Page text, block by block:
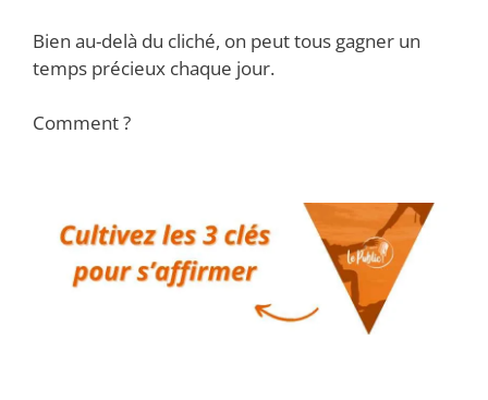
Bien au-delà du cliché, on peut tous gagner un
temps précieux chaque jour.
Comment ?